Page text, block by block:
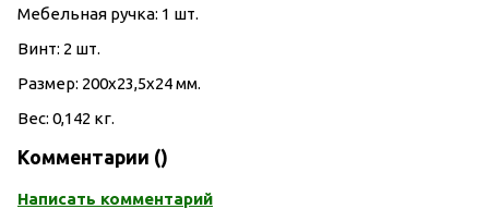
Мебельная ручка: 1 шт.
Винт: 2 шт.
Размер: 200х23,5х24 мм.
Вес: 0,142 кг.
Комментарии ()
Написать комментарий